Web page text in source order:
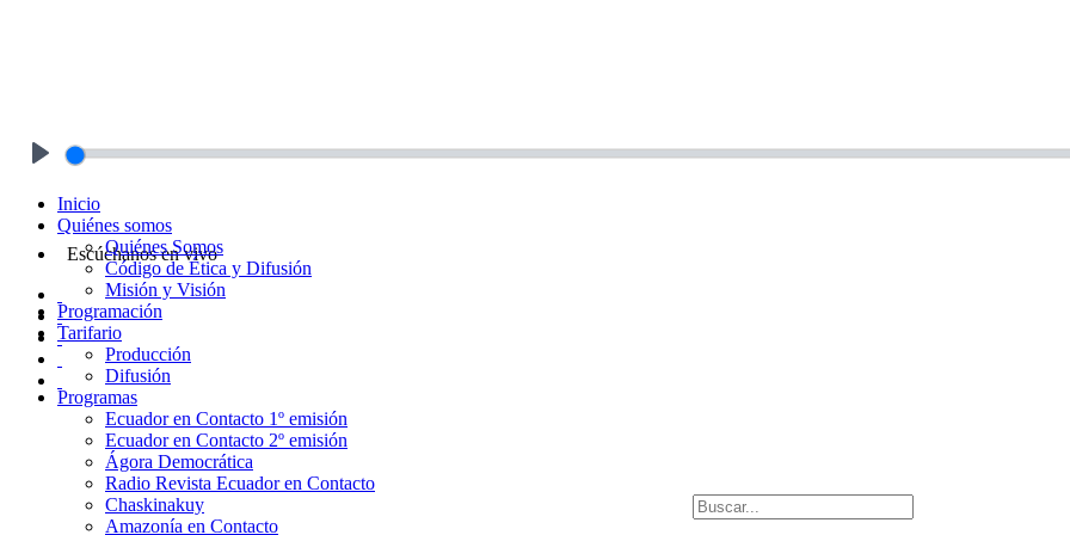
Escúchanos en vivo
Inicio
Quiénes somos
Quiénes Somos
Código de Ética y Difusión
Misión y Visión
Programación
Tarifario
Producción
Difusión
Programas
Ecuador en Contacto 1º emisión
Ecuador en Contacto 2º emisión
Ágora Democrática
Radio Revista Ecuador en Contacto
Chaskinakuy
Amazonía en Contacto